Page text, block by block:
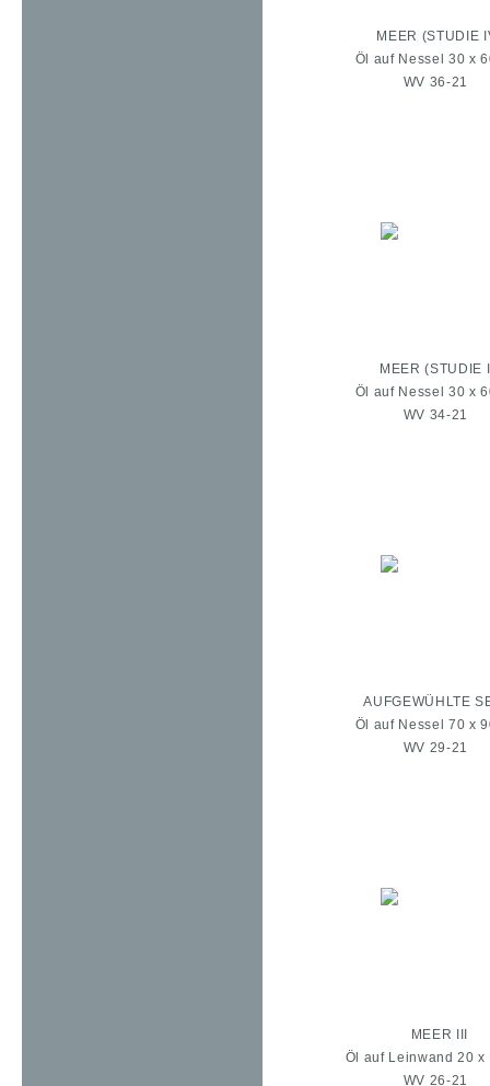
MEER (STUDIE
Öl auf Nessel 30 x
WV 36-21
MEER (STUDIE
Öl auf Nessel 30 x
WV 34-21
AUFGEWÜHLTE
Öl auf Nessel 70 x
WV 29-21
MEER III
Öl auf Leinwand 20 x
WV 26-21